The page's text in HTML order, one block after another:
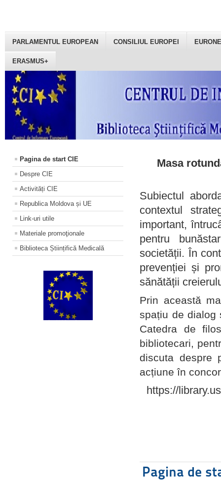
PARLAMENTUL EUROPEAN CONSILIUL EUROPEI
ERASMUS+
Pagina de start CIE
Despre CIE
Activități CIE
Republica Moldova și UE
Link-uri utile
Materiale promoţionale
Biblioteca Științifică Medicală
Masa
Subiectul
contextul
important,
pentru
societății. În
prevenției și
sănătății
Prin această
spațiu de dialog
Catedra de
bibliotecari,
discuta despre
acțiune în
https://
Pagina de